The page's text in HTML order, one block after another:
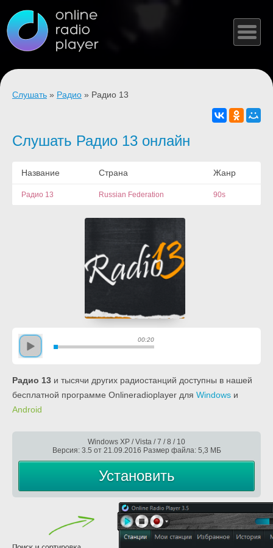
Слушать » Радио » Радио 13
Слушать Радио 13 онлайн
Название Страна Жанр
Радио 13 Russian Federation 90s
00:20
Радио 13 и тысячи других радиостанций доступны в нашей
бесплатной программе Onlineradioplayer для Windows и
Android
Windows XP / Vista / 7 / 8 / 10
Версия: 3.5 от 21.09.2016 Размер файла: 5,3 МБ
Установить